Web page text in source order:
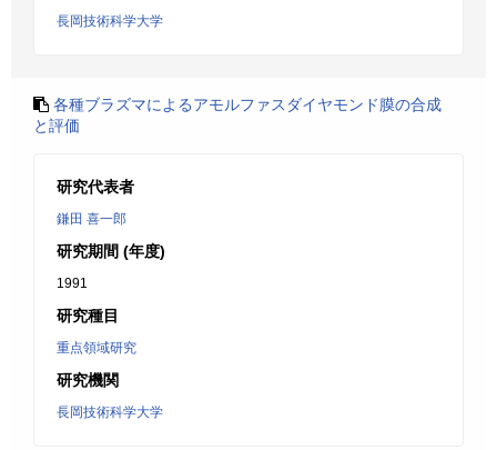
長岡技術科学大学
各種ブラズマによるアモルファスダイヤモンド膜の合成
と評価
研究代表者
鎌田 喜一郎
研究期間 (年度)
1991
研究種目
重点領域研究
研究機関
長岡技術科学大学